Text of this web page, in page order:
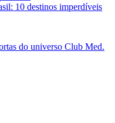
10 destinos imperdíveis
do universo Club Med.